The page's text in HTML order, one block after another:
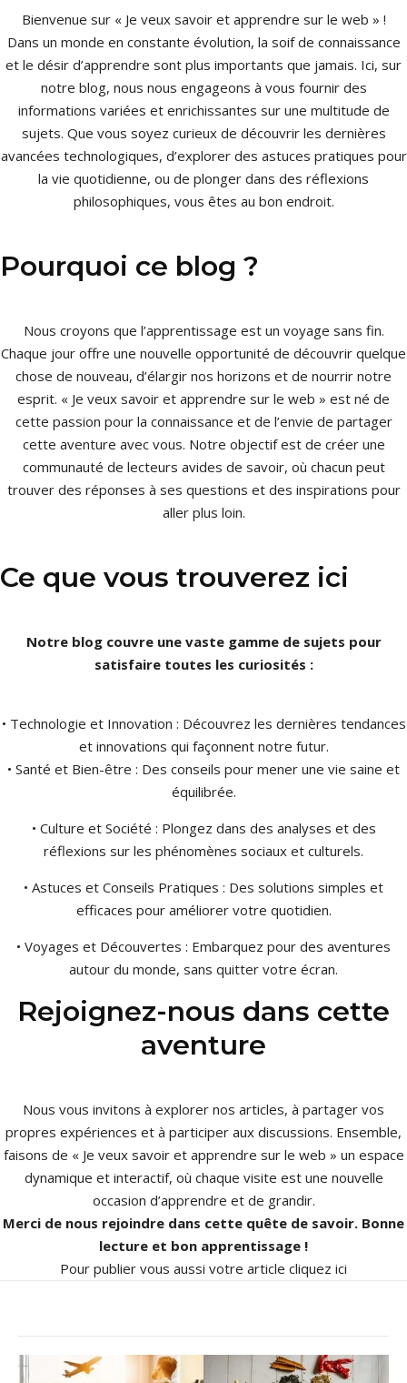
Bienvenue sur « Je veux savoir et apprendre sur le web » !
Dans un monde en constante évolution, la soif de connaissance
et le désir d’apprendre sont plus importants que jamais. Ici, sur
notre blog, nous nous engageons à vous fournir des
informations variées et enrichissantes sur une multitude de
sujets. Que vous soyez curieux de découvrir les dernières
avancées technologiques, d’explorer des astuces pratiques pour
la vie quotidienne, ou de plonger dans des réflexions
philosophiques, vous êtes au bon endroit.
Pourquoi ce blog ?
Nous croyons que l’apprentissage est un voyage sans fin.
Chaque jour offre une nouvelle opportunité de découvrir quelque
chose de nouveau, d’élargir nos horizons et de nourrir notre
esprit. « Je veux savoir et apprendre sur le web » est né de
cette passion pour la connaissance et de l’envie de partager
cette aventure avec vous. Notre objectif est de créer une
communauté de lecteurs avides de savoir, où chacun peut
trouver des réponses à ses questions et des inspirations pour
aller plus loin.
Ce que vous trouverez ici
Notre blog couvre une vaste gamme de sujets pour
satisfaire toutes les curiosités :
• Technologie et Innovation : Découvrez les dernières tendances
et innovations qui façonnent notre futur.
• Santé et Bien-être : Des conseils pour mener une vie saine et
équilibrée.
• Culture et Société : Plongez dans des analyses et des
réflexions sur les phénomènes sociaux et culturels.
• Astuces et Conseils Pratiques : Des solutions simples et
efficaces pour améliorer votre quotidien.
• Voyages et Découvertes : Embarquez pour des aventures
autour du monde, sans quitter votre écran.
Rejoignez-nous dans cette
aventure
Nous vous invitons à explorer nos articles, à partager vos
propres expériences et à participer aux discussions. Ensemble,
faisons de « Je veux savoir et apprendre sur le web » un espace
dynamique et interactif, où chaque visite est une nouvelle
occasion d’apprendre et de grandir.
Merci de nous rejoindre dans cette quête de savoir. Bonne
lecture et bon apprentissage !
Pour publier vous aussi votre article cliquez ici